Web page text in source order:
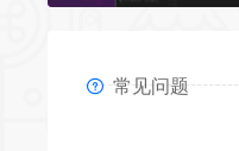
常见问题